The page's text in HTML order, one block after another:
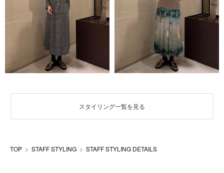
スタイリング一覧を見る
TOP STAFF STYLING STAFF STYLING DETAILS